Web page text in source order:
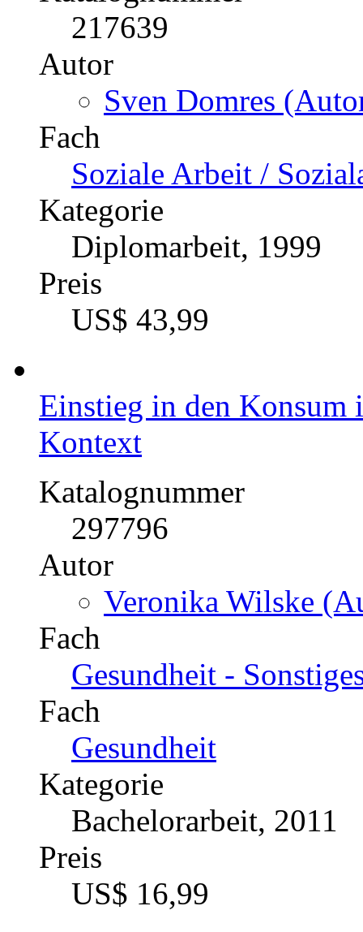
217639
Autor
Sven Domres
Fach
Soziale Arbeit /
Kategorie
Diplomarbeit, 1999
Preis
US$ 43,99
Einstieg in den Konsum
Kontext
Katalognummer
297796
Autor
Veronika Wilske
Fach
Gesundheit -
Fach
Gesundheit
Kategorie
Bachelorarbeit, 2011
Preis
US$ 16,99